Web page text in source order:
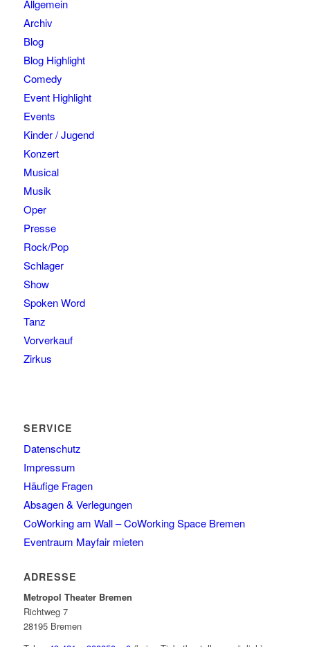
Allgemein
Archiv
Blog
Blog Highlight
Comedy
Event Highlight
Events
Kinder / Jugend
Konzert
Musical
Musik
Oper
Presse
Rock/Pop
Schlager
Show
Spoken Word
Tanz
Vorverkauf
Zirkus
SERVICE
Datenschutz
Impressum
Häufige Fragen
Absagen & Verlegungen
CoWorking am Wall – CoWorking Space Bremen
Eventraum Mayfair mieten
ADRESSE
Metropol Theater Bremen
Richtweg 7
28195 Bremen